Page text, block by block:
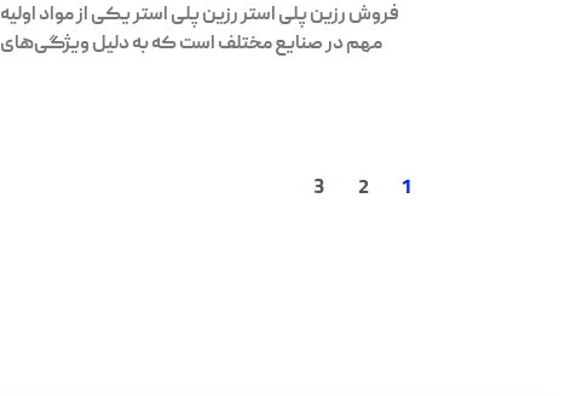
فروش رزین پلی استر رزین پلی استر یکی از مواد اولیه
مهم در صنایع مختلف است که به دلیل ویژگی‌های
1
2
3